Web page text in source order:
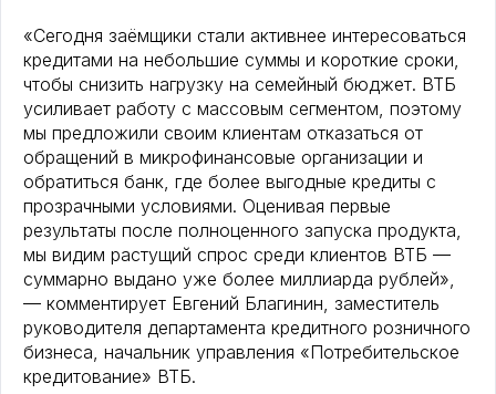
«Сегодня заёмщики стали активнее интересоваться
кредитами на небольшие суммы и короткие сроки,
чтобы снизить нагрузку на семейный бюджет. ВТБ
усиливает работу с массовым сегментом, поэтому
мы предложили своим клиентам отказаться от
обращений в микрофинансовые организации и
обратиться банк, где более выгодные кредиты с
прозрачными условиями. Оценивая первые
результаты после полноценного запуска продукта,
мы видим растущий спрос среди клиентов ВТБ —
суммарно выдано уже более миллиарда рублей»,
— комментирует Евгений Благинин, заместитель
руководителя департамента кредитного розничного
бизнеса, начальник управления «Потребительское
кредитование» ВТБ.